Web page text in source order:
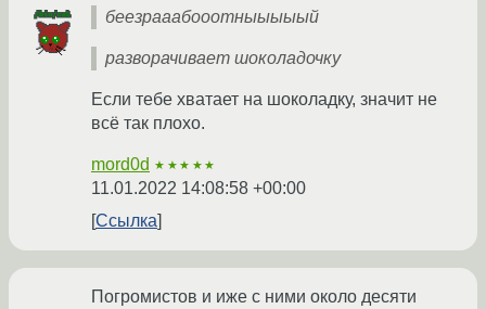
беезрааабооотныыыыый
разворачивает шоколадочку
Если тебе хватает на шоколадку, значит не
всё так плохо.
mord0d ★★★★★
11.01.2022 14:08:58 +00:00
Ссылка
Погромистов и иже с ними около десяти